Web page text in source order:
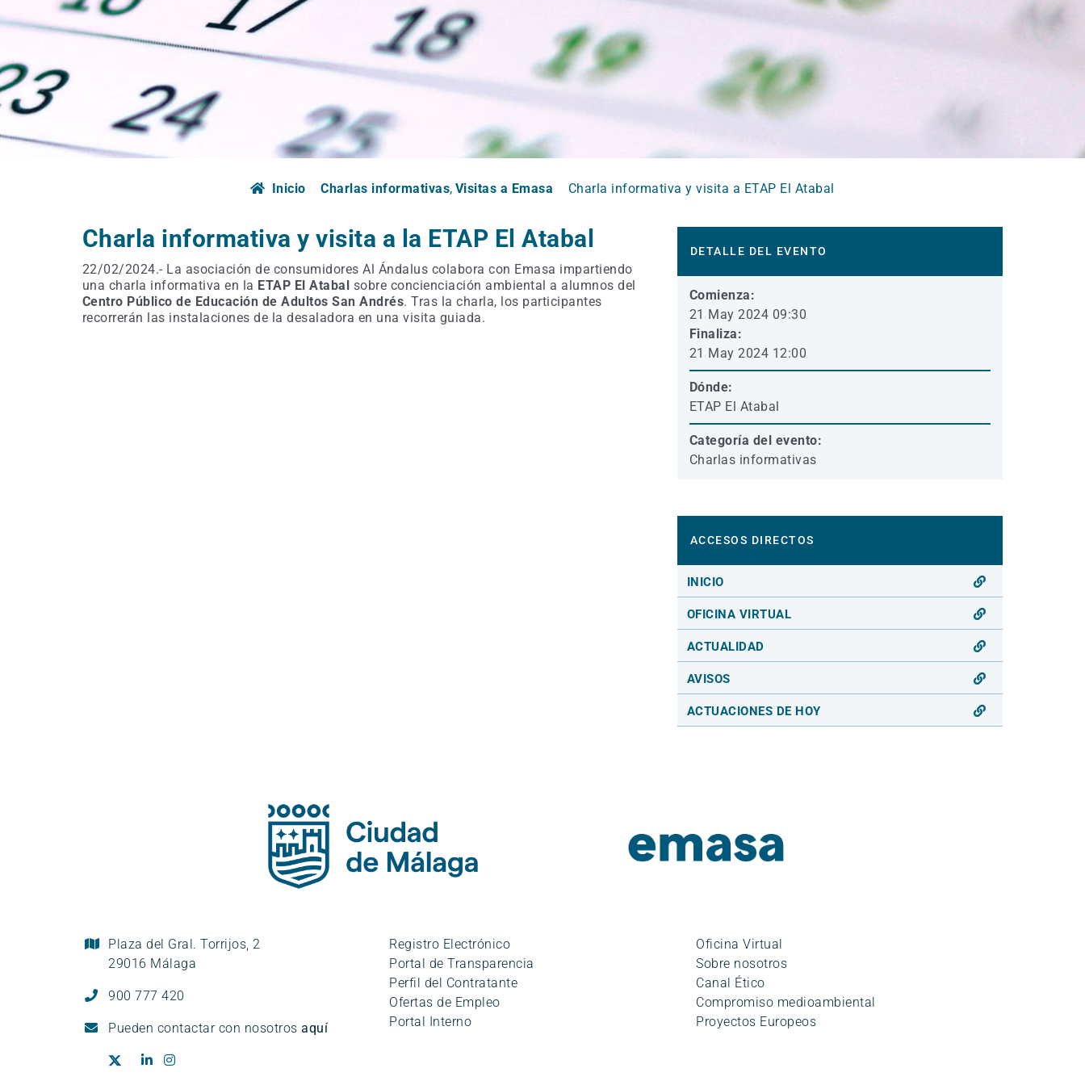
Inicio Charlas informativas Visitas a Emasa Charla informativa y visita a ETAP El Atabal
Charla informativa y visita a la ETAP El Atabal
22/02/2024.- La asociación de consumidores Al Ándalus colabora con Emasa impartiendo
una charla informativa en la ETAP El Atabal sobre concienciación ambiental a alumnos del
Centro Público de Educación de Adultos San Andrés. Tras la charla, los participantes
recorrerán las instalaciones de la desaladora en una visita guiada.
DETALLE DEL EVENTO
Comienza:
21 May 2024 09:30
Finaliza:
21 May 2024 12:00
Dónde:
ETAP El Atabal
Categoría del evento:
Charlas informativas
ACCESOS DIRECTOS
INICIO
OFICINA VIRTUAL
ACTUALIDAD
AVISOS
ACTUACIONES DE HOY
Plaza del Gral. Torrijos, 2
29016 Málaga
900 777 420
Pueden contactar con nosotros aquí
Registro Electrónico
Portal de Transparencia
Perfil del Contratante
Ofertas de Empleo
Portal Interno
Oficina Virtual
Sobre nosotros
Canal Ético
Compromiso medioambiental
Proyectos Europeos